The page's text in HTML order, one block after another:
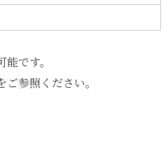
です。
ご参照ください。